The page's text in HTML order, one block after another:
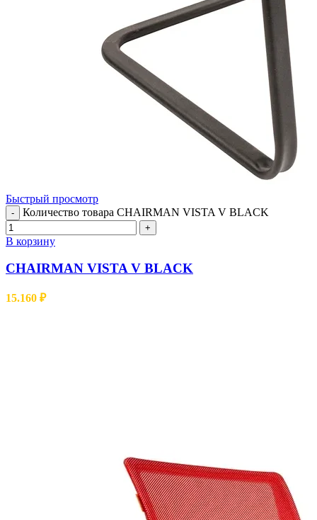
Быстрый просмотр
- Количество товара CHAIRMAN VISTA V BLACK
+
В корзину
CHAIRMAN VISTA V BLACK
15.160 ₽